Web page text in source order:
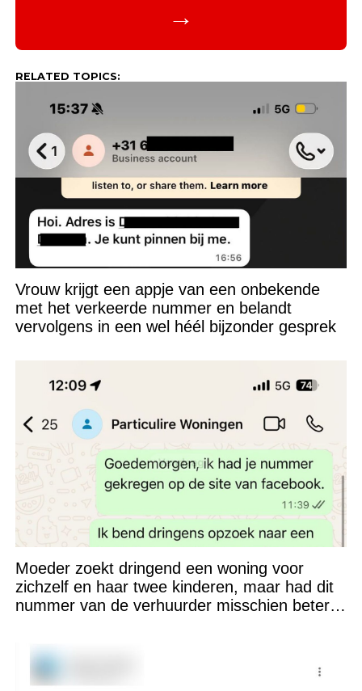
→
RELATED TOPICS:
Vrouw krijgt een appje van een onbekende
met het verkeerde nummer en belandt
vervolgens in een wel héél bijzonder gesprek
Moeder zoekt dringend een woning voor
zichzelf en haar twee kinderen, maar had dit
nummer van de verhuurder misschien beter